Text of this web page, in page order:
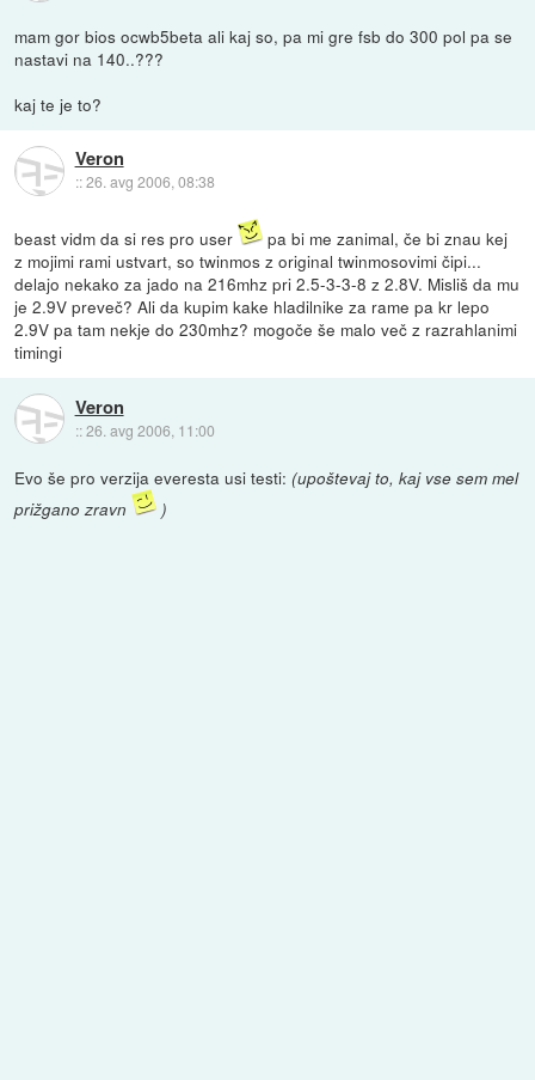
mam gor bios ocwb5beta ali kaj so, pa mi gre fsb do 300 pol pa se
nastavi na 140..???
kaj te je to?
Veron
::26. avg 2006, 08:38
beast vidm da si res pro user
pa bi me zanimal, če bi znau kej
z mojimi rami ustvart, so twinmos z original twinmosovimi čipi...
delajo nekako za jado na 216mhz pri 2.5-3-3-8 z 2.8V. Misliš da mu
je 2.9V preveč? Ali da kupim kake hladilnike za rame pa kr lepo
2.9V pa tam nekje do 230mhz? mogoče še malo več z razrahlanimi
timingi
Veron
::26. avg 2006, 11:00
Evo še pro verzija everesta usi testi:(upoštevaj to, kaj vse sem mel
prižgano zravn
)